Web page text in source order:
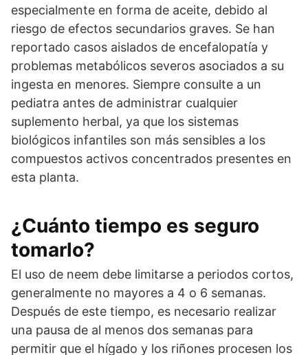
especialmente en forma de aceite, debido al
riesgo de efectos secundarios graves. Se han
reportado casos aislados de encefalopatía y
problemas metabólicos severos asociados a su
ingesta en menores. Siempre consulte a un
pediatra antes de administrar cualquier
suplemento herbal, ya que los sistemas
biológicos infantiles son más sensibles a los
compuestos activos concentrados presentes en
esta planta.
¿Cuánto tiempo es seguro
tomarlo?
El uso de neem debe limitarse a periodos cortos,
generalmente no mayores a 4 o 6 semanas.
Después de este tiempo, es necesario realizar
una pausa de al menos dos semanas para
permitir que el hígado y los riñones procesen los